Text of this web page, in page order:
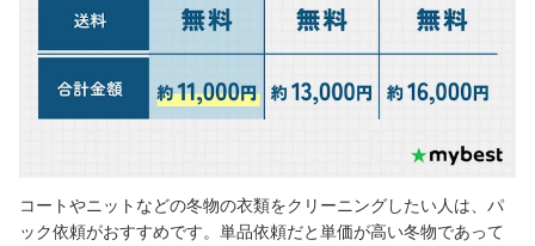
コートやニットなどの冬物の衣類をクリーニングしたい人は、パ
ック依頼がおすすめです。単品依頼だと単価が高い冬物であって